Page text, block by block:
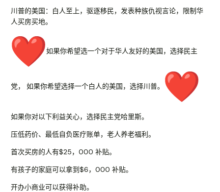
川普的美国：白人至上，驱逐移民，发表种族仇视言论， 限制华
人买房买地。
如果你希望选一个对于华人友好的美国，选择民主
党， 如果你希望选择一个白人的美国，选择川普。
如果你对以下利益关心，选择民主党哈里斯。
压低药价、最低自负医疗账单，老人养老福利。
首次买房的人有$25，000 补贴。
有孩子的家庭可以拿到$6，000 补贴。
开办小商业可以获得补助。